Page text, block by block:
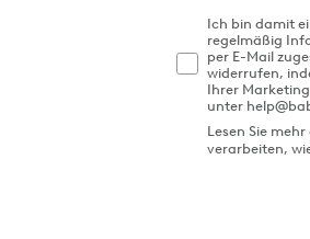
Ich bin damit
regelmäßig
per E-Mail
widerrufen,
Ihrer
unter
Lesen Sie
verarbeiten,